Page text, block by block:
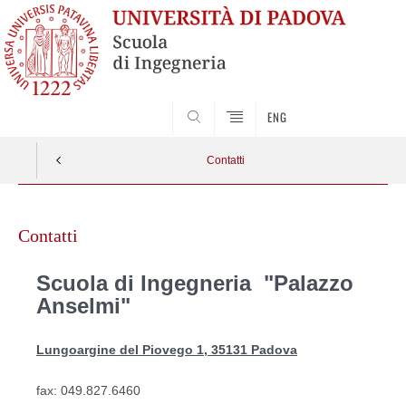
ENG
Contatti
contentContatti
Scuola di Ingegneria "Palazzo
Anselmi"
Lungoargine del Piovego 1, 35131 Padova
fax: 049.827.6460